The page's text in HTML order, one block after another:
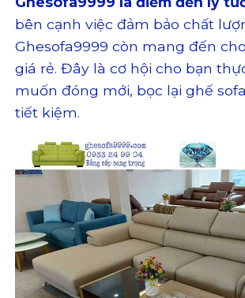
bên cạnh việc đảm bảo chất
Ghesofa9999 còn mang đến
giá rẻ. Đây là cơ hội cho bạn
muốn đóng mới, bọc lại ghế
tiết kiệm.